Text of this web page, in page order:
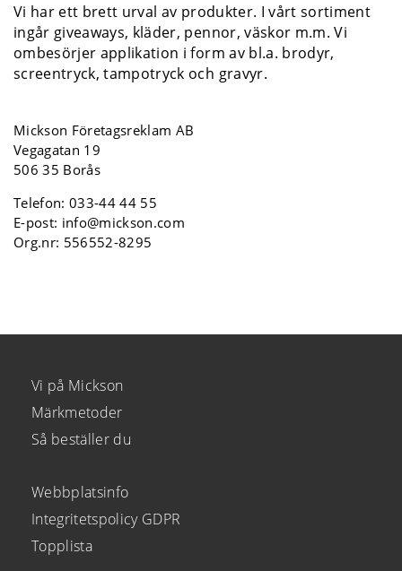
Vi har ett brett urval av produkter. I vårt sortiment
ingår giveaways, kläder, pennor, väskor m.m. Vi
ombesörjer applikation i form av bl.a. brodyr,
screentryck, tampotryck och gravyr.
Mickson Företagsreklam AB
Vegagatan 19
506 35 Borås
Telefon:033-44 44 55
E-post: info@mickson.com
Org.nr: 556552-8295
Vi på Mickson
Märkmetoder
Så beställer du
Webbplatsinfo
Integritetspolicy GDPR
Topplista